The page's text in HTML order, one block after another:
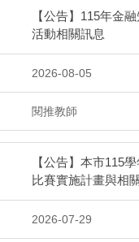
【公告】115年金
活動相關訊息
2026-08-05
閱推教師
【公告】本市115
比賽實施計畫與相
2026-07-29